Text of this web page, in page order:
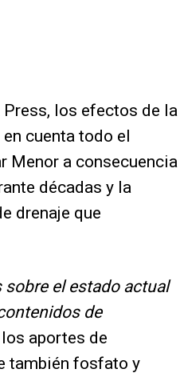
Press, los efectos de la
cuenta todo el
Menor a consecuencia
décadas y la
drenaje que
el estado actual
de
aportes de
también fosfato y